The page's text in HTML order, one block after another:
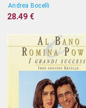
Andrea Bocelli
28.49 €